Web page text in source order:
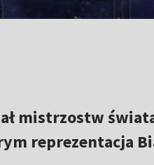
mistrzostw
reprezentacja